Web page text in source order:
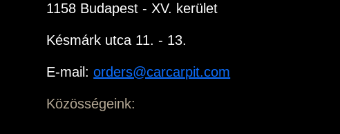
1158 Budapest - XV. kerület
Késmárk utca 11. - 13.
E-mail:orders@carcarpit.com
Közösségeink: